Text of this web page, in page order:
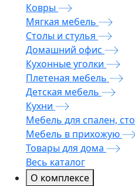
Ковры
Мягкая мебель
Столы и стулья
Домашний офис
Кухонные уголки
Плетеная мебель
Детская мебель
Кухни
Мебель для спален,
Мебель в прихожую
Товары для дома
Весь каталог
О комплексе